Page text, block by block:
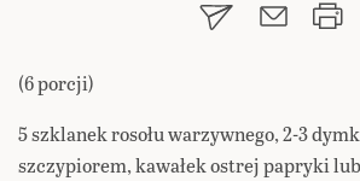
(6 porcji)
5 szklanek rosołu warzywnego, 2-3
szczypiorem, kawałek ostrej papryki